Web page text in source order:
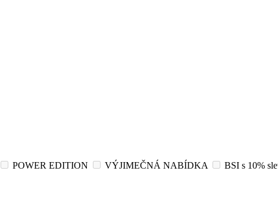
POWER EDITION VÝJIMEČNÁ NABÍDKA
BSI s 10%